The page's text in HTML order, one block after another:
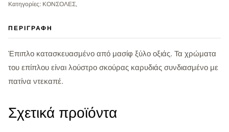
Κατηγορίες: ΚΟΝΣΟΛΕΣ,
ΠΕΡΙΓΡΑΦΉ
Έπιπλο κατασκευασμένο από μασίφ ξύλο οξιάς. Τα χρώματα
του επίπλου είναι λούστρο σκούρας καρυδιάς συνδιασμένο με
πατίνα ντεκαπέ.
Σχετικά προϊόντα